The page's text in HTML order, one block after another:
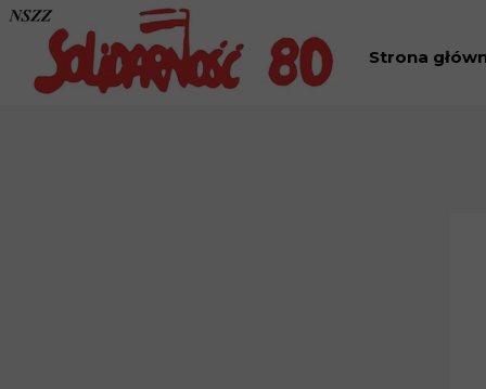
Strona